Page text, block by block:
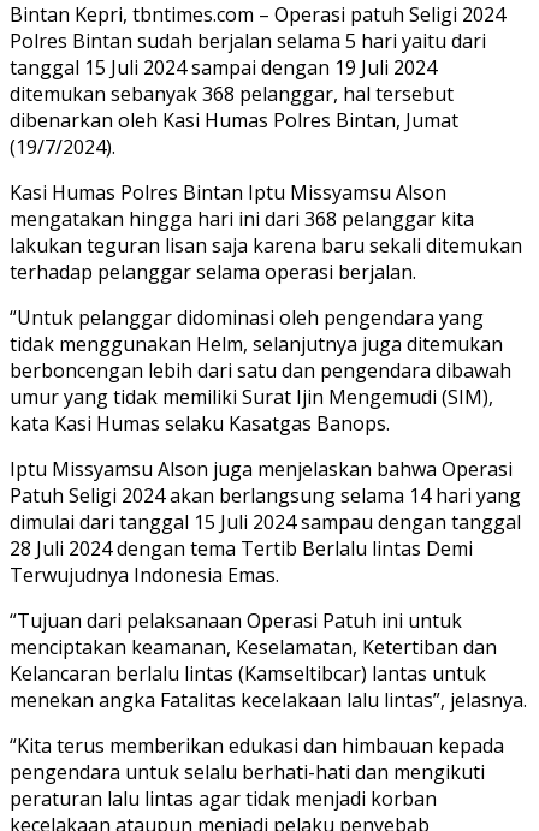
Bintan Kepri, tbntimes.com – Operasi patuh Seligi 2024
Polres Bintan sudah berjalan selama 5 hari yaitu dari
tanggal 15 Juli 2024 sampai dengan 19 Juli 2024
ditemukan sebanyak 368 pelanggar, hal tersebut
dibenarkan oleh Kasi Humas Polres Bintan, Jumat
(19/7/2024).
Kasi Humas Polres Bintan Iptu Missyamsu Alson
mengatakan hingga hari ini dari 368 pelanggar kita
lakukan teguran lisan saja karena baru sekali ditemukan
terhadap pelanggar selama operasi berjalan.
“Untuk pelanggar didominasi oleh pengendara yang
tidak menggunakan Helm, selanjutnya juga ditemukan
berboncengan lebih dari satu dan pengendara dibawah
umur yang tidak memiliki Surat Ijin Mengemudi (SIM),
kata Kasi Humas selaku Kasatgas Banops.
Iptu Missyamsu Alson juga menjelaskan bahwa Operasi
Patuh Seligi 2024 akan berlangsung selama 14 hari yang
dimulai dari tanggal 15 Juli 2024 sampau dengan tanggal
28 Juli 2024 dengan tema Tertib Berlalu lintas Demi
Terwujudnya Indonesia Emas.
“Tujuan dari pelaksanaan Operasi Patuh ini untuk
menciptakan keamanan, Keselamatan, Ketertiban dan
Kelancaran berlalu lintas (Kamseltibcar) lantas untuk
menekan angka Fatalitas kecelakaan lalu lintas”, jelasnya.
“Kita terus memberikan edukasi dan himbauan kepada
pengendara untuk selalu berhati-hati dan mengikuti
peraturan lalu lintas agar tidak menjadi korban
kecelakaan ataupun menjadi pelaku penyebab